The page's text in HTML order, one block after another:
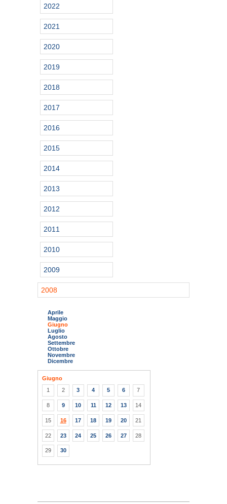
2022
2021
2020
2019
2018
2017
2016
2015
2014
2013
2012
2011
2010
2009
2008
Aprile
Maggio
Giugno
Luglio
Agosto
Settembre
Ottobre
Novembre
Dicembre
Giugno
1
2 3 4 5 6 7
8 9 10 11 12 13 14
15 16 17 18 19 20 21
22 23 24 25 26 27 28
29 30